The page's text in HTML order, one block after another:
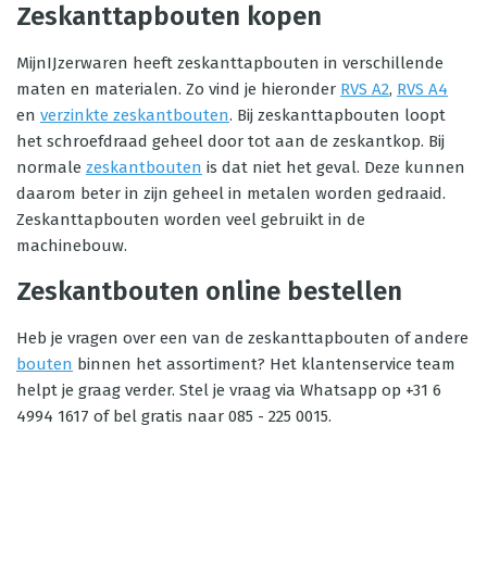
Zeskanttapbouten kopen
MijnIJzerwaren heeft zeskanttapbouten in verschillende
maten en materialen. Zo vind je hieronder RVS A2, RVS A4
en verzinkte zeskantbouten. Bij zeskanttapbouten loopt
het schroefdraad geheel door tot aan de zeskantkop. Bij
normale zeskantbouten is dat niet het geval. Deze kunnen
daarom beter in zijn geheel in metalen worden gedraaid.
Zeskanttapbouten worden veel gebruikt in de
machinebouw.
Zeskantbouten online bestellen
Heb je vragen over een van de zeskanttapbouten of andere
bouten binnen het assortiment? Het klantenservice team
helpt je graag verder. Stel je vraag via Whatsapp op +31 6
4994 1617 of bel gratis naar 085 - 225 0015.